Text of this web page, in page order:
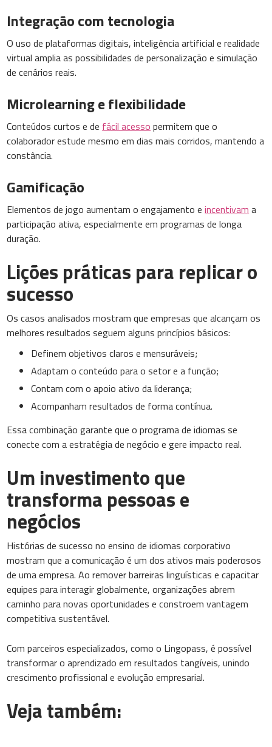
Integração com tecnologia
O uso de plataformas digitais, inteligência artificial e realidade
virtual amplia as possibilidades de personalização e simulação
de cenários reais.
Microlearning e flexibilidade
Conteúdos curtos e de fácil acesso permitem que o
colaborador estude mesmo em dias mais corridos, mantendo a
constância.
Gamificação
Elementos de jogo aumentam o engajamento eincentivam a
participação ativa, especialmente em programas de longa
duração.
Lições práticas para replicar o
sucesso
Os casos analisados mostram que empresas que alcançam os
melhores resultados seguem alguns princípios básicos:
Definem objetivos claros e mensuráveis;
Adaptam o conteúdo para o setor e a função;
Contam com o apoio ativo da liderança;
Acompanham resultados de forma contínua.
Essa combinação garante que o programa de idiomas se
conecte com a estratégia de negócio e gere impacto real.
Um investimento que
transforma pessoas e
negócios
Histórias de sucesso no ensino de idiomas corporativo
mostram que a comunicação é um dos ativos mais poderosos
de uma empresa. Ao remover barreiras linguísticas e capacitar
equipes para interagir globalmente, organizações abrem
caminho para novas oportunidades e constroem vantagem
competitiva sustentável.
Com parceiros especializados, como o Lingopass, é possível
transformar o aprendizado em resultados tangíveis, unindo
crescimento profissional e evolução empresarial.
Veja também: